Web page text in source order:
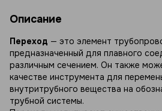
Описание
Переход — это элемент
предназначенный для плавного
различным сечением. Он также
качестве инструмента для
внутритрубного вещества на
трубной системы.